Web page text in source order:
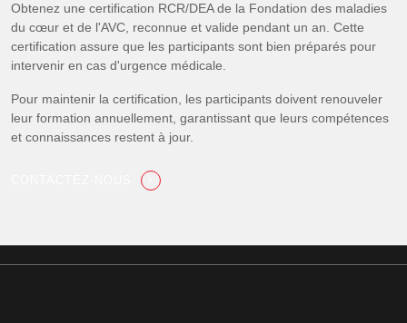
Obtenez une certification RCR/DEA de la Fondation des maladies
du cœur et de l'AVC, reconnue et valide pendant un an. Cette
certification assure que les participants sont bien préparés pour
intervenir en cas d'urgence médicale.
Pour maintenir la certification, les participants doivent renouveler
leur formation annuellement, garantissant que leurs compétences
et connaissances restent à jour.